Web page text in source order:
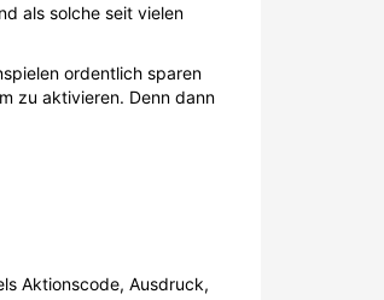
als solche seit vielen
ordentlich sparen
zu aktivieren. Denn dann
Aktionscode, Ausdruck,